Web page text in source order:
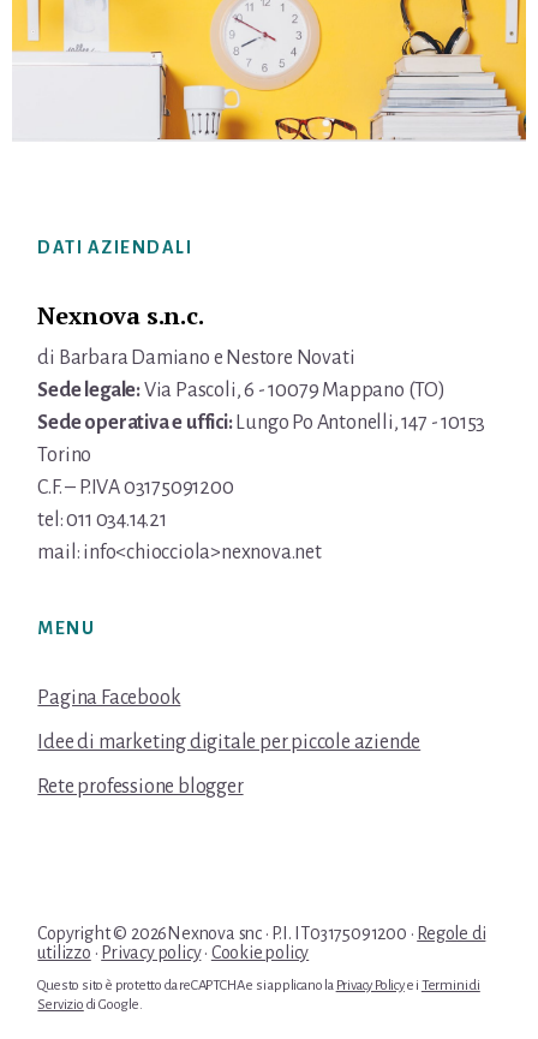
DATI AZIENDALI
Nexnova s.n.c.
di Barbara Damiano e Nestore Novati
Sede legale:Via Pascoli, 6 - 10079 Mappano (TO)
Sede operativa e uffici:Lungo Po Antonelli, 147 - 10153
Torino
C.F. – P.IVA 03175091200
tel: 011 034.14.21
mail: info<chiocciola>nexnova.net
MENU
Pagina Facebook
Idee di marketing digitale per piccole aziende
Rete professione blogger
Copyright © 2026Nexnova snc · P.I. IT03175091200 · Regole di
utilizzo · Privacy policy· Cookie policy
Questo sito è protetto da reCAPTCHA e si applicano la Privacy Policye i Termini di
Servizio di Google.